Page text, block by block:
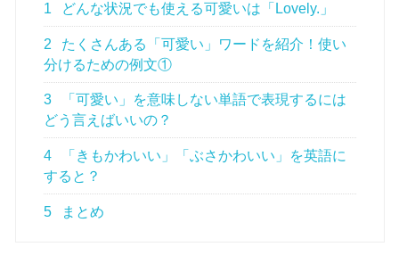
1 どんな状況でも使える可愛いは「Lovely.」
2
たくさんある「可愛い」ワードを紹介！使い
分けるための例文①
3
「可愛い」を意味しない単語で表現するには
どう言えばいいの？
4
「きもかわいい」「ぶさかわいい」を英語に
すると？
5 まとめ